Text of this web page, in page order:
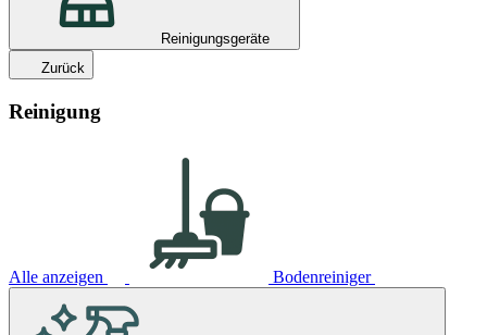
Reinigungsgeräte
Zurück
Reinigung
Alle anzeigen Bodenreiniger